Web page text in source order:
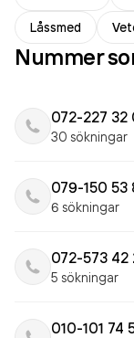
Låssmed
Nummer
072-227 32
30 sökningar
079-150 53
6 sökningar
072-573 42
5 sökningar
010-101 74